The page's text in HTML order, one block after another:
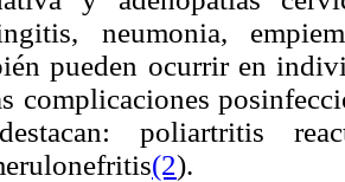
neumonia,
pueden ocurrir en
complicaciones
poliartritis
(2).